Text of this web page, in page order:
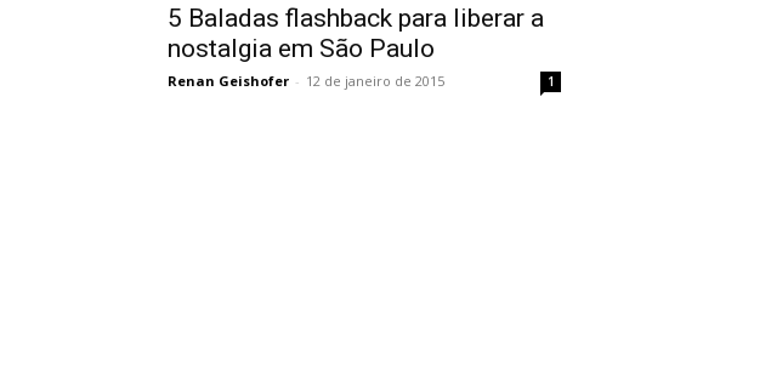
5 Baladas flashback para liberar a
nostalgia em São Paulo
Renan Geishofer - 12 de janeiro de 2015 1